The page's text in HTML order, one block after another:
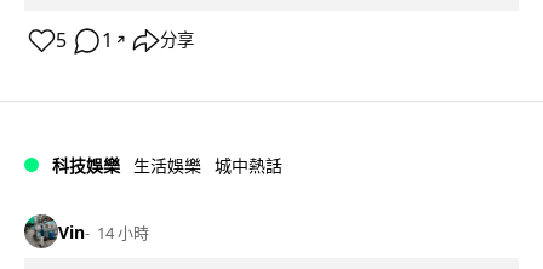
5 1 ↗ 分享
科技娛樂 生活娛樂 城中熱話
Vin 14 小時